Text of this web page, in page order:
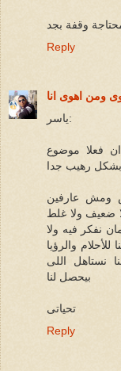
وقفة بجد
Reply
ومن اهوى انا
ياسر:
فعلا موضوع
بشكل رهيب جدا
ومش عارفين
ضعيف ولا غلط
نفكر فيه ولا
والرؤيا
نستاهل اللى
بيحصل لنا
تحياتى
Reply